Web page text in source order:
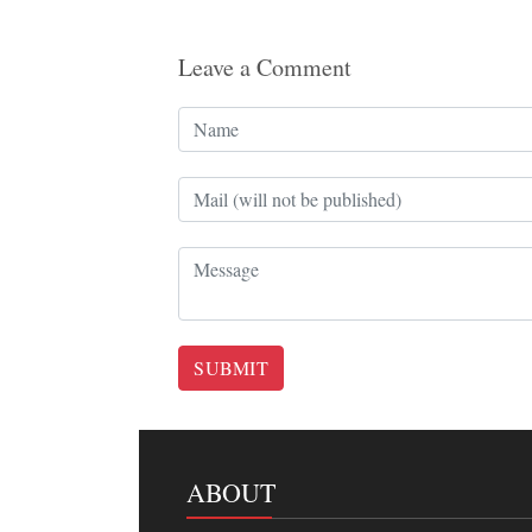
Leave a Comment
SUBMIT
ABOUT